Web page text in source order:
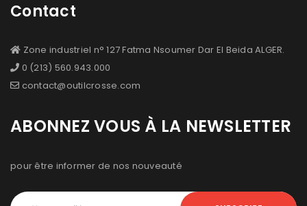
Contact
Zone industriel n° 127 Fatma Nsoumer Dar El Beida ALGER.
0 (213) 560.943.000
contact@outilcrosse.com
ABONNEZ VOUS À LA NEWSLETTER
pour être informer de nos nouveauté